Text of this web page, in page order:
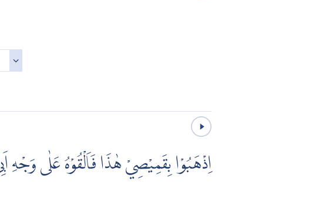
اِذْهَبُوْا بِقَمِيْصِيْ هٰذَا فَاَلْقُوْهُ عَلٰى وَجْهِ